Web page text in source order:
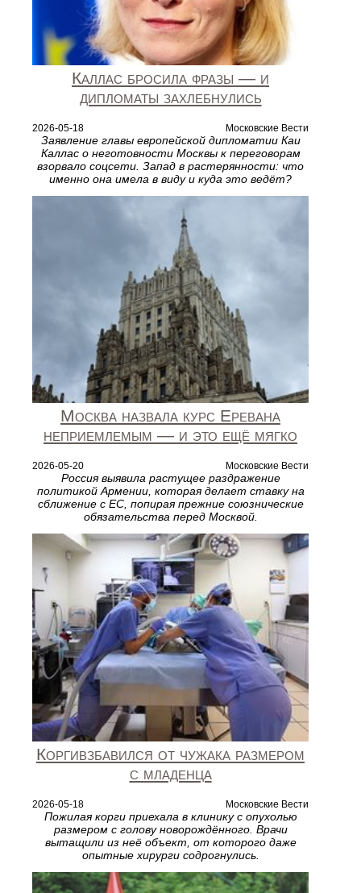
Каллас бросила фразы — и
дипломаты захлебнулись
2026-05-18 Московские Вести
Заявление главы европейской дипломатии Каи
Каллас о неготовности Москвы к переговорам
взорвало соцсети. Запад в растерянности: что
именно она имела в виду и куда это ведёт?
Москва назвала курс Еревана
неприемлемым — и это ещё мягко
2026-05-20 Московские Вести
Россия выявила растущее раздражение
политикой Армении, которая делает ставку на
сближение с ЕС, попирая прежние союзнические
обязательства перед Москвой.
Коргивзбавился от чужака размером
с младенца
2026-05-18 Московские Вести
Пожилая корги приехала в клинику с опухолью
размером с голову новорождённого. Врачи
вытащили из неё объект, от которого даже
опытные хирурги содрогнулись.